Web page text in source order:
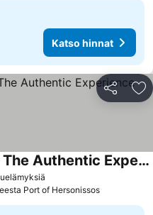
Katso hinnat
Jaa
Esperides Resort Crete, The Authentic Experience
Port of Hersonissos